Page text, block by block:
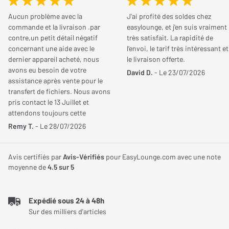
dans le positionnement des sons.
Une double installation possible selon vos
besoins
Pensée pour la flexibilité, l’enceinte peut être posée directement
au sommet d’une enceinte colonne — comme la Elipson Prestige
Facet II 14F, avec laquelle elle partage les mêmes dimensions et
finitions — ou être fixée au mur grâce à une double encoche au
assortie à la gamme Facet II, l’enceinte Atmos 6 ATM se fond
Aucun problème avec la
commande et la livraison .par
contre,un petit détail négatif
concernant une aide avec le
dernier appareil acheté, nous
avons eu besoin de votre
assistance après vente pour le
transfert de fichiers. Nous avons
pris contact le 13 Juillet et
attendons toujours cette
aide!!!!. Cordialement
Remy T. - Le 28/07/2026
J'ai profité des soldes chez
easylounge, et j'en suis vraiment
très satisfait. La rapidité de
l’envoi, le tarif très intéressant et
le livraison offerte.
David D. - Le 23/07/2026
Avis certifiés parAvis-Vérifiés pour EasyLounge.com avec une note
moyenne de4.5sur 5
Expédié sous 24 à 48h
Sur des milliers d'articles